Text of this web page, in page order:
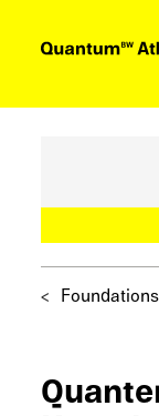
Founda­ti­ons